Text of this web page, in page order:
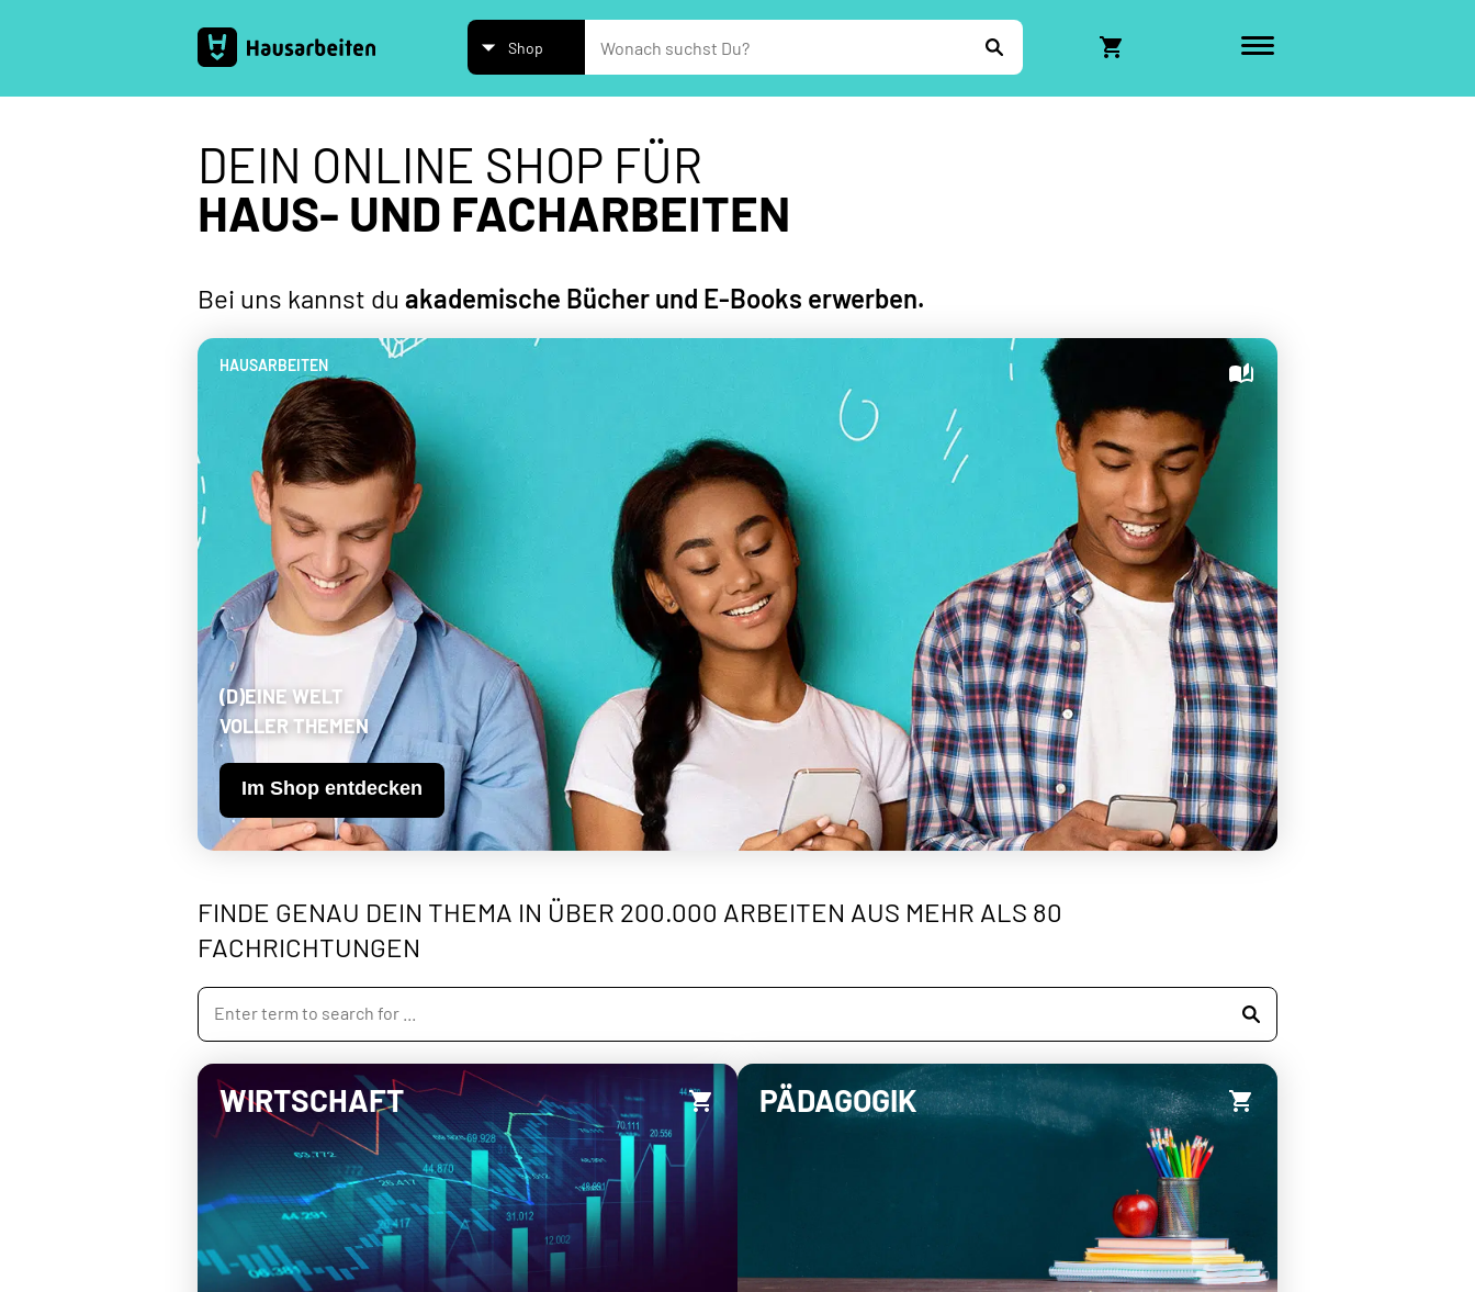
Shop
DEIN ONLINE SHOP FÜR
HAUS- UND FACHARBEITEN
Bei uns kannst du akademische Bücher und E-Books erwerben.
HAUSARBEITEN
(D)EINE WELT
VOLLER THEMEN
Im Shop entdecken
FINDE GENAU DEIN THEMA IN ÜBER 200.000 ARBEITEN AUS MEHR ALS 80
FACHRICHTUNGEN
WIRTSCHAFT PÄDAGOGIK